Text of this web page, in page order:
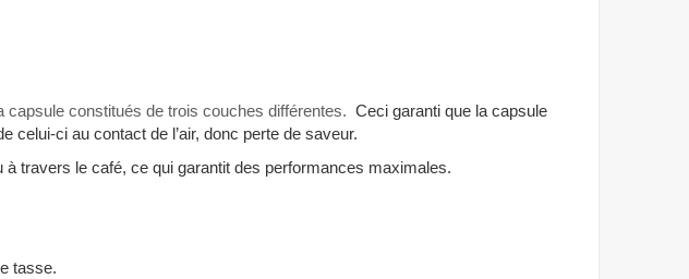
capsule constitués de trois couches différentes. Ceci garanti que la capsule
celui-ci au contact de l’air, donc perte de saveur.
à travers le café, ce qui garantit des performances maximales.
tasse.